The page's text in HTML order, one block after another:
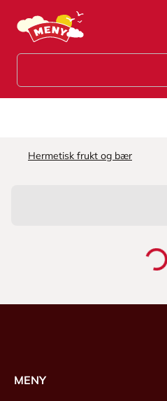
Hopp til hovedinnhold
Hermetisk frukt og bær
MENY